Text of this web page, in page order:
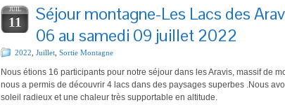
JUIL
11
Séjour montagne-Les Lacs des
06 au samedi 09 juillet 2022
2022 Juillet Sortie Montagne
Nous étions 16 participants pour notre séjour dans les Aravis, massif de
nous a permis de découvrir 4 lacs dans des paysages superbes .Nous
soleil radieux et une chaleur très supportable en altitude.